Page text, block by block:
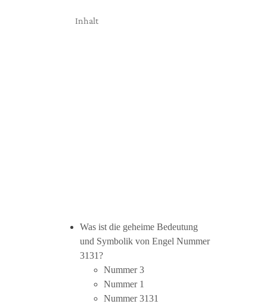
Inhalt
Was ist die geheime Bedeutung
und Symbolik von Engel Nummer
3131?
Nummer 3
Nummer 1
Nummer 3131